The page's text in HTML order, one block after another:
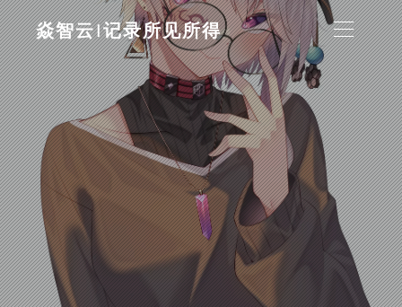
焱智云|记录所见所得